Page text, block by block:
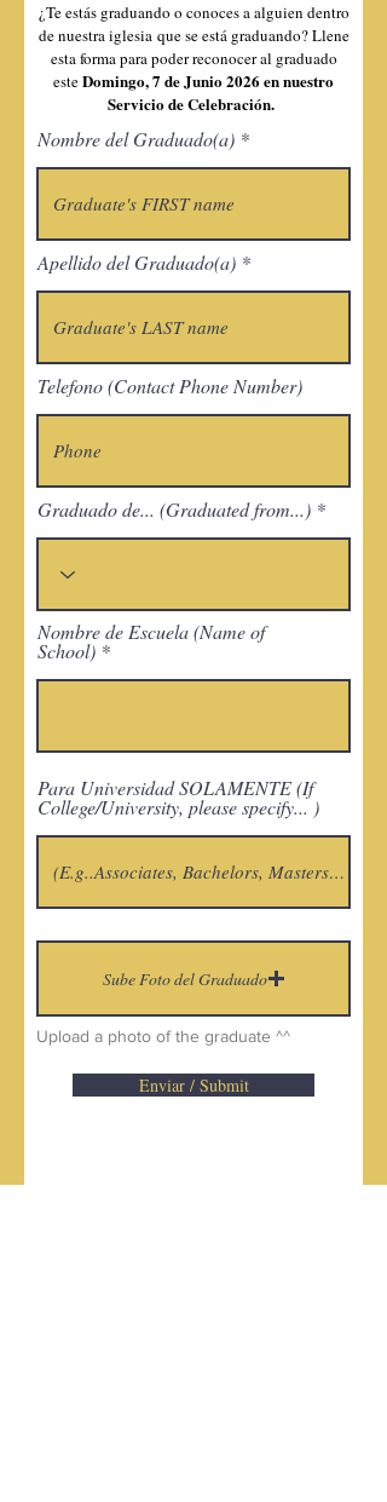
¿Te estás graduando o conoces a alguien dentro
de nuestra iglesia que se está graduando? Llene
esta forma para poder reconocer al graduado
esteDomingo, 7 de Junio 2026 en nuestro
Servicio de Celebración.
Nombre del Graduado(a)
Apellido del Graduado(a)
Telefono (Contact Phone Number)
Graduado de... (Graduated from...)
Nombre de Escuela (Name of
School)
Para Universidad SOLAMENTE (If
College/University, please specify... )
Sube Foto del Graduado
Upload a photo of the graduate ^^
Enviar / Submit